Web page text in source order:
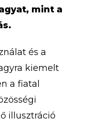
mint a
és a
kiemelt
a fiatal
illusztráció